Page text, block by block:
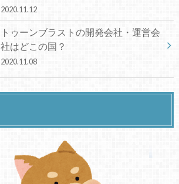
2020.11.12
トゥーンブラストの開発会社・運営会
社はどこの国？
2020.11.08